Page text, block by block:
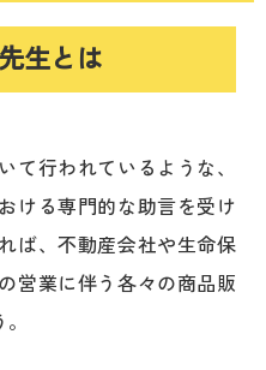
生とは
て行われているような、
ける専門的な助言を受け
ば、不動産会社や生命保
営業に伴う各々の商品販